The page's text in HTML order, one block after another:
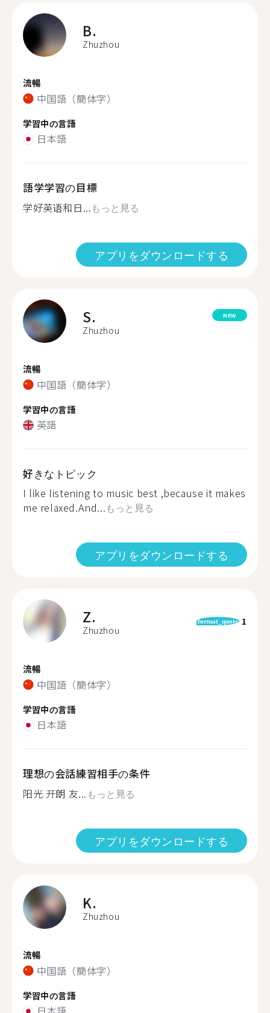
B.
Zhuzhou
流暢
中国語（簡体字）
学習中の言語
日本語
語学学習の目標
学好英语和日...もっと見る
アプリをダウンロードする
S.
Zhuzhou
NEW
流暢
中国語（簡体字）
学習中の言語
英語
好きなトピック
I like listening to music best ,because it makes
me relaxed.And...もっと見る
アプリをダウンロードする
Z.
Zhuzhou
format_quote 1
流暢
中国語（簡体字）
学習中の言語
日本語
理想の会話練習相手の条件
阳光 开朗 友... もっと見る
アプリをダウンロードする
K.
Zhuzhou
流暢
中国語（簡体字）
学習中の言語